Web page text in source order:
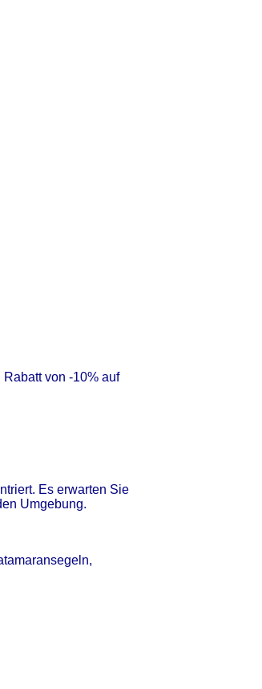
von -10% auf
Es erwarten Sie
Umgebung.